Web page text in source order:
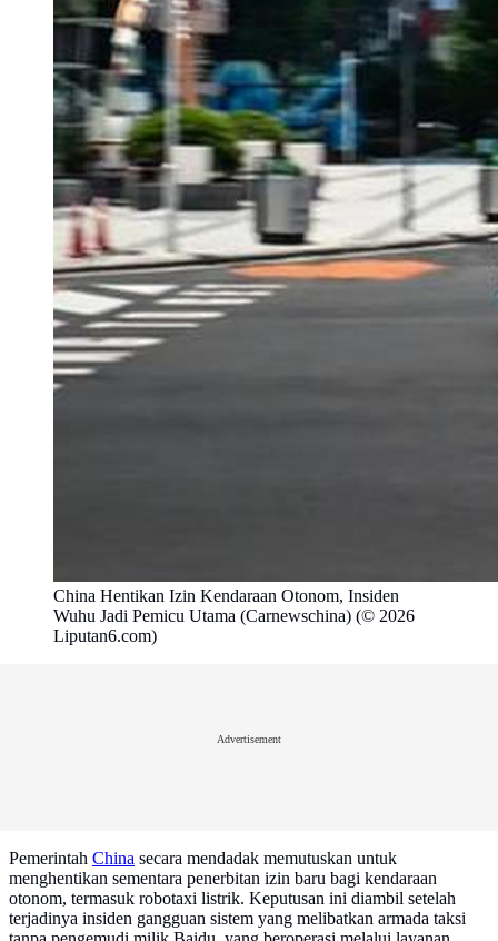
China Hentikan Izin Kendaraan Otonom, Insiden
Wuhu Jadi Pemicu Utama (Carnewschina) (© 2026
Liputan6.com)
Advertisement
Pemerintah China secara mendadak memutuskan untuk
menghentikan sementara penerbitan izin baru bagi kendaraan
otonom, termasuk robotaxi listrik. Keputusan ini diambil setelah
terjadinya insiden gangguan sistem yang melibatkan armada taksi